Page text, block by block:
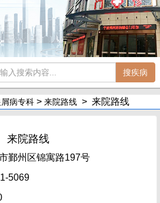
搜疾病
病专科 > 来院路线 > 来院路线
来院路线
州区锦寓路197号
5069